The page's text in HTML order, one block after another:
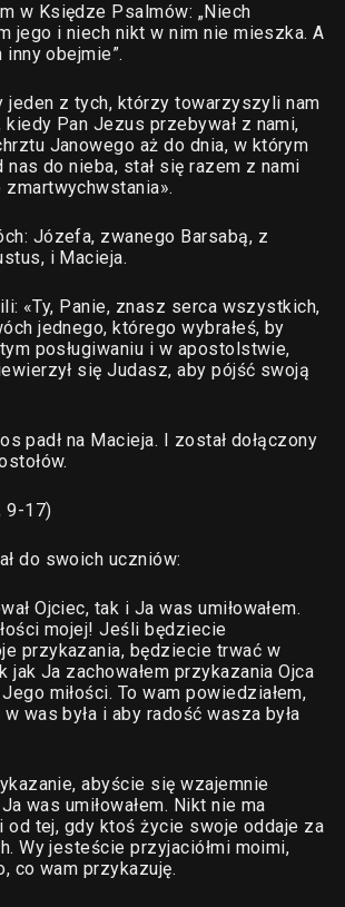
w Księdze Psalmów: „Niech
jego i niech nikt w nim nie mieszka. A
obejmie”.
jeden z tych, którzy towarzyszyli nam
kiedy Pan Jezus przebywał z nami,
Janowego aż do dnia, w którym
nas do nieba, stał się razem z nami
Józefa, zwanego Barsabą, z
i Macieja.
«Ty, Panie, znasz serca wszystkich,
jednego, którego wybrałeś, by
posługiwaniu i w apostolstwie,
się Judasz, aby pójść swoją
padł na Macieja. I został dołączony
9-17)
do swoich uczniów:
Ojciec, tak i Ja was umiłowałem.
mojej! Jeśli będziecie
przykazania, będziecie trwać w
jak Ja zachowałem przykazania Ojca
miłości. To wam powiedziałem,
was była i aby radość wasza była
abyście się wzajemnie
was umiłowałem. Nikt nie ma
od tej, gdy ktoś życie swoje oddaje za
Wy jesteście przyjaciółmi moimi,
co wam przykazuję.